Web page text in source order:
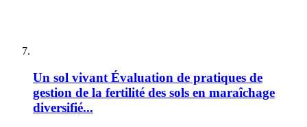
Un sol vivant Évaluation de pratiques de
gestion de la fertilité des sols en maraîchage
diversifié...